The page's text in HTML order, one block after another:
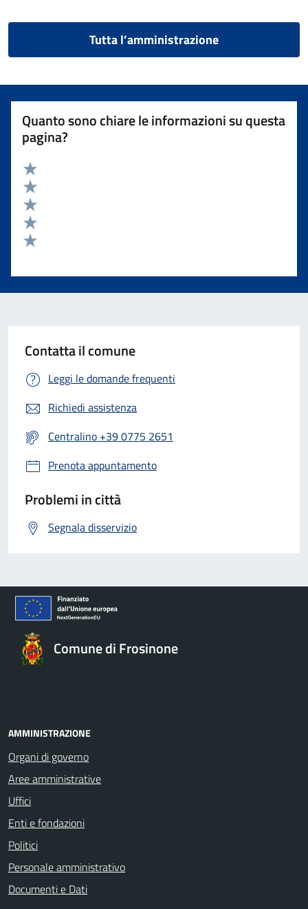
Tutta l’amministrazione
Quanto sono chiare le informazioni su questa
pagina?
Valuta 5 stelle su 5
Valuta 4 stelle su 5
Valuta 3 stelle su 5
Valuta 2 stelle su 5
Contatta il comune
Leggi le domande frequenti
Richiedi assistenza
Centralino +39 0775 2651
Prenota appuntamento
Problemi in città
Segnala disservizio
Comune di Frosinone
AMMINISTRAZIONE
Organi di governo
Aree amministrative
Uffici
Enti e fondazioni
Politici
Personale amministrativo
Documenti e Dati